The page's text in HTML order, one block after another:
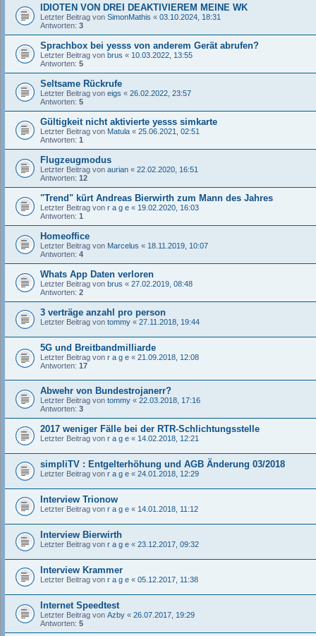
IDIOTEN VON DREI DEAKTIVIEREM MEINE WK
Letzter Beitrag von SimonMathis « 03.10.2024, 18:31
Antworten: 3
Sprachbox bei yesss von anderem Gerät abrufen?
Letzter Beitrag von brus « 10.03.2022, 13:55
Antworten: 5
Seltsame Rückrufe
Letzter Beitrag von eigs « 26.02.2022, 23:57
Antworten: 5
Gültigkeit nicht aktivierte yesss simkarte
Letzter Beitrag von Matula « 25.06.2021, 02:51
Antworten: 1
Flugzeugmodus
Letzter Beitrag von aurian « 22.02.2020, 16:51
Antworten: 12
"Trend" kürt Andreas Bierwirth zum Mann des Jahres
Letzter Beitrag von r a g e « 19.02.2020, 16:03
Antworten: 1
Homeoffice
Letzter Beitrag von Marcelus « 18.11.2019, 10:07
Antworten: 4
Whats App Daten verloren
Letzter Beitrag von brus « 27.02.2019, 08:48
Antworten: 2
3 verträge anzahl pro person
Letzter Beitrag von tommy « 27.11.2018, 19:44
5G und Breitbandmilliarde
Letzter Beitrag von r a g e « 21.09.2018, 12:08
Antworten: 17
Abwehr von Bundestrojanerr?
Letzter Beitrag von tommy « 22.03.2018, 17:16
Antworten: 3
2017 weniger Fälle bei der RTR-Schlichtungsstelle
Letzter Beitrag von r a g e « 14.02.2018, 12:21
simpliTV : Entgelterhöhung und AGB Änderung 03/2018
Letzter Beitrag von r a g e « 24.01.2018, 12:29
Interview Trionow
Letzter Beitrag von r a g e « 14.01.2018, 11:12
Interview Bierwirth
Letzter Beitrag von r a g e « 23.12.2017, 09:32
Interview Krammer
Letzter Beitrag von r a g e « 05.12.2017, 11:38
Internet Speedtest
Letzter Beitrag von Azby « 26.07.2017, 19:29
Antworten: 5